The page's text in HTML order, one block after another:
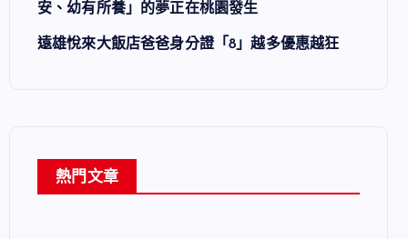
安、幼有所養」的夢正在桃園發生
遠雄悅來大飯店爸爸身分證「8」越多優惠越狂
熱門文章